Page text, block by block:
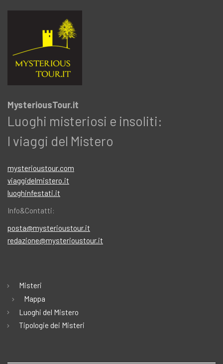
MysteriousTour.it
Luoghi misteriosi e insoliti:
I viaggi del Mistero
mysterioustour.com
viaggidelmistero.it
luoghinfestati.it
Info&Contatti:
posta@mysterioustour.it
redazione@mysterioustour.it
Misteri
Mappa
Luoghi del Mistero
Tipologie dei Misteri